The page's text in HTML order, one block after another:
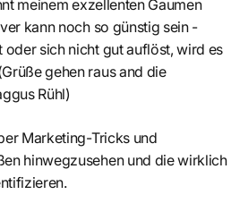
meinem exzellenten Gaumen
kann noch so günstig sein -
oder sich nicht gut auflöst, wird es
gehen raus and die
Rühl)
Marketing-Tricks und
hinwegzusehen und die wirklich